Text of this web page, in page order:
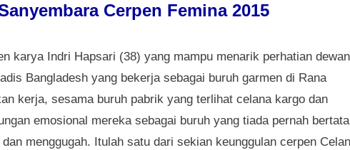
Cerpen Femina 2015
karya Indri Hapsari (38) yang mampu menarik perhatian dewan
Bangladesh yang bekerja sebagai buruh garmen di Rana
kerja, sesama buruh pabrik yang terlihat celana kargo dan
emosional mereka sebagai buruh yang tiada pernah
menggugah. Itulah satu dari sekian keunggulan cerpen